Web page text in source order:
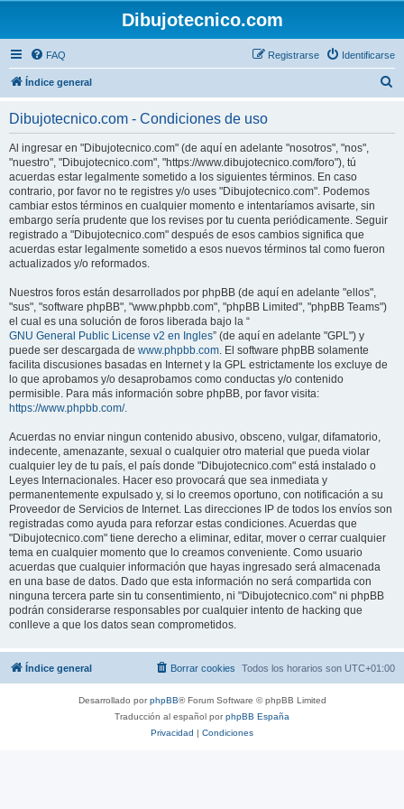
Dibujotecnico.com
FAQ Identificarse
Registrarse
Índice general
Dibujotecnico.com - Condiciones de uso
Al ingresar en "Dibujotecnico.com" (de aquí en adelante "nosotros", "nos",
"nuestro", "Dibujotecnico.com", "https://www.dibujotecnico.com/foro"), tú
acuerdas estar legalmente sometido a los siguientes términos. En caso
contrario, por favor no te registres y/o uses "Dibujotecnico.com". Podemos
cambiar estos términos en cualquier momento e intentaríamos avisarte, sin
embargo sería prudente que los revises por tu cuenta periódicamente. Seguir
registrado a "Dibujotecnico.com" después de esos cambios significa que
acuerdas estar legalmente sometido a esos nuevos términos tal como fueron
actualizados y/o reformados.
Nuestros foros están desarrollados por phpBB (de aquí en adelante "ellos",
"sus", "software phpBB", "www.phpbb.com", "phpBB Limited", "phpBB Teams")
el cual es una solución de foros liberada bajo la “
GNU General Public License v2 en Ingles” (de aquí en adelante "GPL") y
puede ser descargada de www.phpbb.com. El software phpBB solamente
facilita discusiones basadas en Internet y la GPL estrictamente los excluye de
lo que aprobamos y/o desaprobamos como conductas y/o contenido
permisible. Para más información sobre phpBB, por favor visita:
https://www.phpbb.com/.
Acuerdas no enviar ningun contenido abusivo, obsceno, vulgar, difamatorio,
indecente, amenazante, sexual o cualquier otro material que pueda violar
cualquier ley de tu país, el país donde "Dibujotecnico.com" está instalado o
Leyes Internacionales. Hacer eso provocará que sea inmediata y
permanentemente expulsado y, si lo creemos oportuno, con notificación a su
Proveedor de Servicios de Internet. Las direcciones IP de todos los envíos son
registradas como ayuda para reforzar estas condiciones. Acuerdas que
"Dibujotecnico.com" tiene derecho a eliminar, editar, mover o cerrar cualquier
tema en cualquier momento que lo creamos conveniente. Como usuario
acuerdas que cualquier información que hayas ingresado será almacenada
en una base de datos. Dado que esta información no será compartida con
ninguna tercera parte sin tu consentimiento, ni "Dibujotecnico.com" ni phpBB
podrán considerarse responsables por cualquier intento de hacking que
conlleve a que los datos sean comprometidos.
Índice general Todos los horarios son UTC+01:00
Borrar cookies
Desarrollado porphpBB® Forum Software © phpBB Limited
Traducción al español porphpBB España
Privacidad | Condiciones